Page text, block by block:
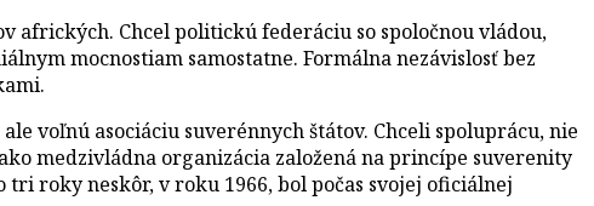
afrických. Chcel politickú federáciu so spoločnou vládou,
mocnostiam samostatne. Formálna nezávislosť bez
voľnú asociáciu suverénnych štátov. Chceli spoluprácu, nie
medzivládna organizácia založená na princípe suverenity
roky neskôr, v roku 1966, bol počas svojej oficiálnej